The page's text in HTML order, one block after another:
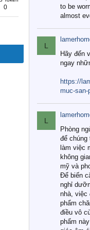
0
to be
almost
L
Hãy đến
ngay
https://
muc-san-
L
Phòng
để chúng
làm việc
không
mỹ và
Để biến
nghỉ
nhà, việc
phẩm
điều vô
phẩm